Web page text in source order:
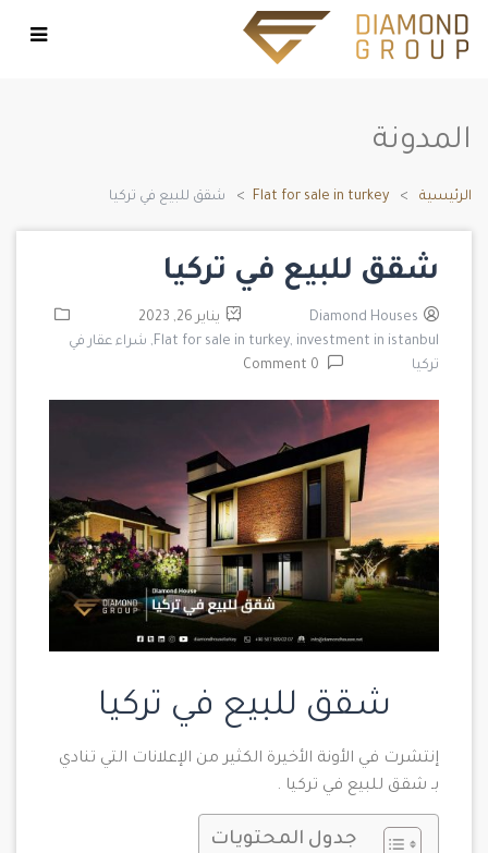
المدونة
الرئيسية Flat for sale in turkey شقق للبيع في تركيا
شقق للبيع في تركيا
Diamond Houses
يناير 26, 2023
Flat for sale in turkey, investment in istanbul,
شراء عقار في
تركيا
شقق للبيع في تركيا
إنتشرت في الأونة الأخيرة الكثير من الإعلانات التي تنادي
بـ شقق للبيع في تركيا .
جدول المحتويات